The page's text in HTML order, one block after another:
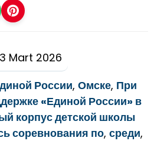
Mart 2026
России, Омске, При
«Единой России» в
корпус детской школы
соревнования по, среди,